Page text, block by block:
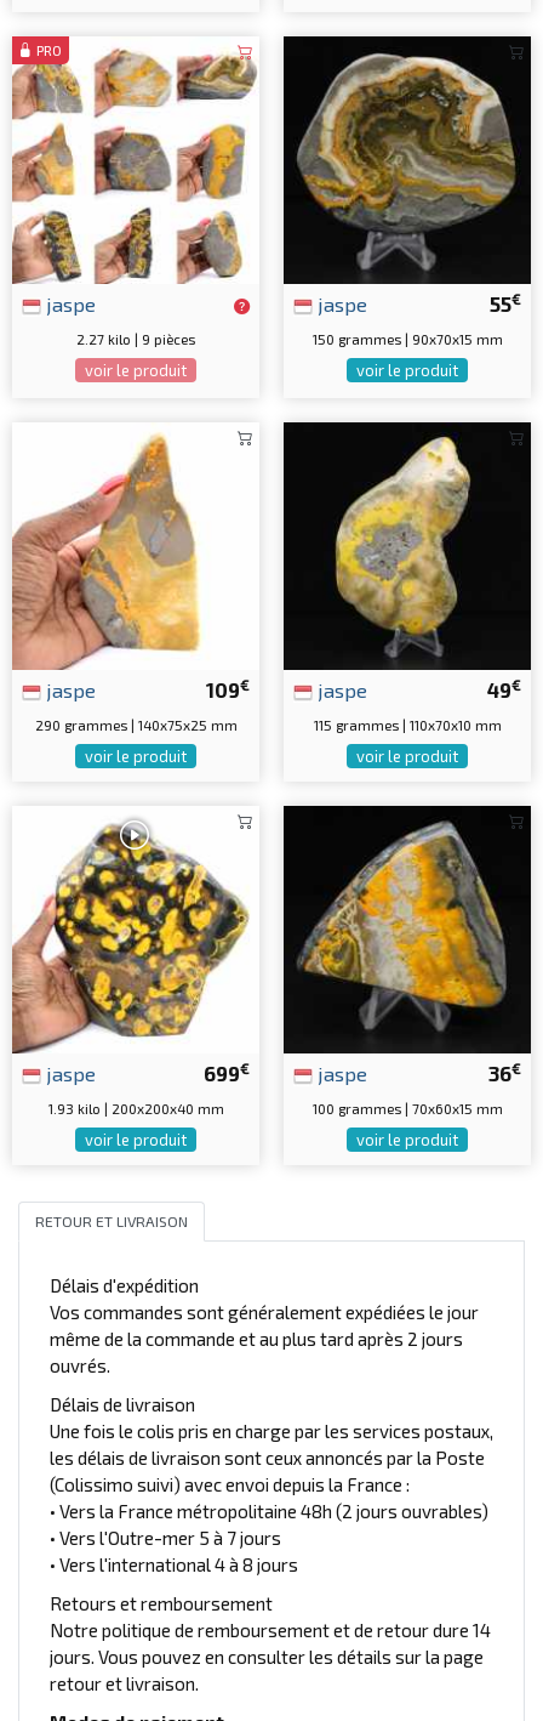
PRO
jaspe
2.27 kilo | 9 pièces
voir le produit
55€
jaspe
150 grammes | 90x70x15 mm
voir le produit
109€
jaspe
290 grammes | 140x75x25 mm
voir le produit
49€
jaspe
115 grammes | 110x70x10 mm
voir le produit
699€
jaspe
1.93 kilo | 200x200x40 mm
voir le produit
36€
jaspe
100 grammes | 70x60x15 mm
voir le produit
RETOUR ET LIVRAISON
Délais d'expédition
Vos commandes sont généralement expédiées le jour
même de la commande et au plus tard après 2 jours
ouvrés.
Délais de livraison
Une fois le colis pris en charge par les services postaux,
les délais de livraison sont ceux annoncés par la Poste
(Colissimo suivi) avec envoi depuis la France :
• Vers la France métropolitaine 48h (2 jours ouvrables)
• Vers l'Outre-mer 5 à 7 jours
• Vers l'international 4 à 8 jours
Retours et remboursement
Notre politique de remboursement et de retour dure 14
jours. Vous pouvez en consulter les détails sur la page
retour et livraison.